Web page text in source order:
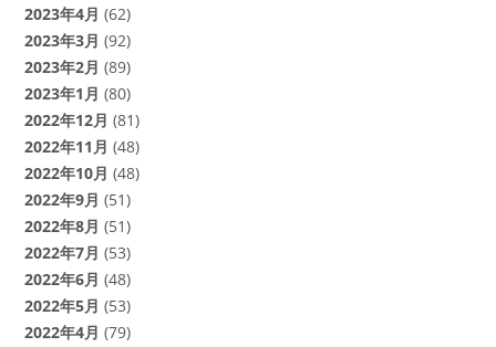
2023年4月 (62)
2023年3月 (92)
2023年2月 (89)
2023年1月 (80)
2022年12月 (81)
2022年11月 (48)
2022年10月 (48)
2022年9月 (51)
2022年8月 (51)
2022年7月 (53)
2022年6月 (48)
2022年5月 (53)
2022年4月 (79)